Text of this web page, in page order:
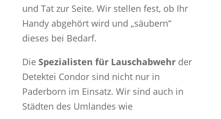
und Tat zur Seite. Wir stellen fest, ob Ihr
Handy abgehört wird und „säubern“
dieses bei Bedarf.
DieSpezialisten für Lauschabwehrder
Detektei Condor sind nicht nur in
Paderborn im Einsatz. Wir sind auch in
Städten des Umlandes wie